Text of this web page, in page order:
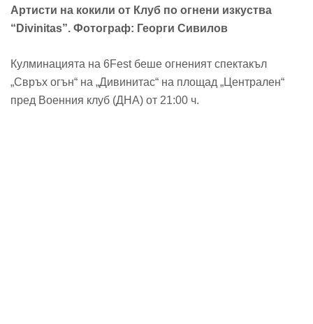
Артисти на кокили от Клуб по огнени изкуства
“Divinitas”. Фотограф: Георги Сивилов
Кулминацията на 6Fest беше огненият спектакъл
„Свръх огън“ на „Дивинитас“ на площад „Централен“
пред Военния клуб (ДНА) от 21:00 ч.